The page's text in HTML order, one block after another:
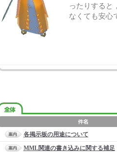
ったりすると
なくても安心
各掲示板の用途について
MML関連の書き込みに関する補足